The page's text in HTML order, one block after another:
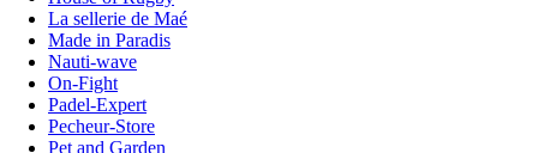
La sellerie de Maé
Made in Paradis
Nauti-wave
On-Fight
Padel-Expert
Pecheur-Store
Pet and Garden